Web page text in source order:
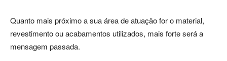
Quanto mais próximo a sua área de atuação for o material,
revestimento ou acabamentos utilizados, mais forte será a
mensagem passada.